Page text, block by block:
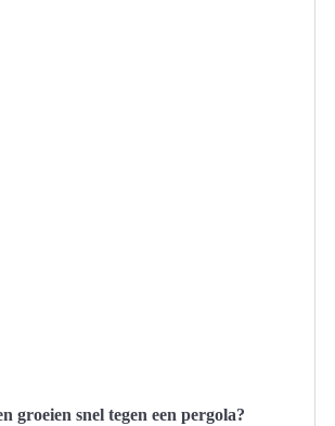
groeien snel tegen een pergola?